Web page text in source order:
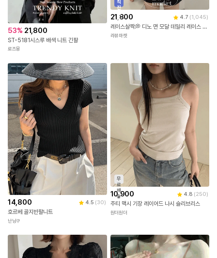
53% 21,800
ST-5181시스루 배색 니트 긴팔
로즈몽
직
진
배
송
21,800 4.7 (1,045)
레이스살짝💭 디노 면 모달 데일리 레이스 나시 3color [레이스나시/기본나시/슬리브리스/레이어드나시/민소매/이너나시/벚꽃룩]
라뷰마켓
14,800 4.5 (30)
호르베 골지반팔니트
난닝구
무
료
배
송
10,900 4.8 (250)
주티 맥시 기장 레이어드 나시 슬리브리스
원더원더